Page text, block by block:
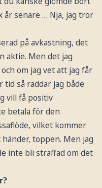
år senare … Nja, jag tror
på avkastning, det
aktie. Men det jag
om jag vet att jag får
så räddar jag både
vill få positiv
betala för den
vilket kommer
toppen. Men jag
inte bli straffad om det